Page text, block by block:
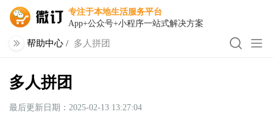
专注于本地生活服务平台
App+公众号+小程序一站式解决方案
帮助中心 / 多人拼团
多人拼团
最后更新日期：2025-02-13 13:27:04